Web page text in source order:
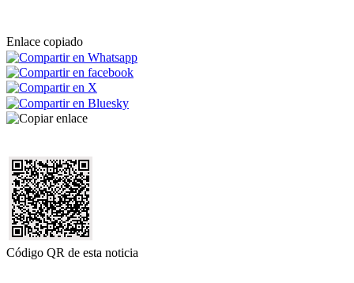
Enlace copiado
Código QR de esta noticia